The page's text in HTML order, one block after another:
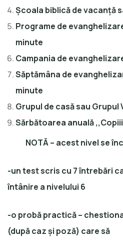
Școala biblică de vacanță
Programe de
minute
Campania de
Săptămâna de
minute
Grupul de casă sau Grupul
Sărbătoarea anuală ,,Copiii
NOTĂ – acest nivel se
-un test scris cu 7 întrebări
întânire a nivelului 6
-o probă practică –
(după caz și poză) care să